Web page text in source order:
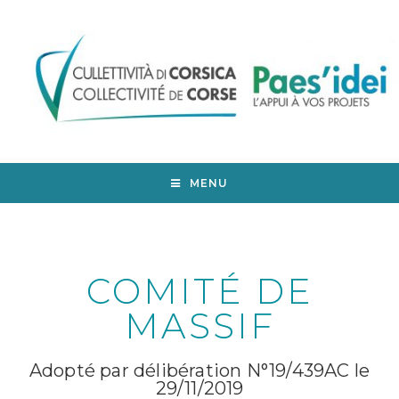
MENU
COMITÉ DE
MASSIF
Adopté par délibération N°19/439AC le
29/11/2019